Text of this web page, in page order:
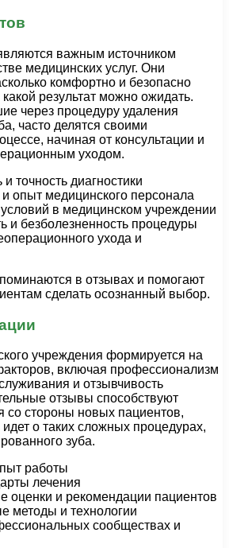
важным источником
медицинских услуг. Они
комфортно и безопасно
результат можно ожидать.
через процедуру удаления
часто делятся своими
начиная от консультации и
уходом.
точность диагностики
опыт медицинского персонала
в медицинском учреждении
и безболезненность процедуры
ухода и
в отзывах и помогают
сделать осознанный выбор.
учреждения формируется на
включая профессионализм
и отзывчивость
отзывы способствуют
со стороны новых пациентов,
идет о таких сложных процедурах,
зуба.
работы
лечения
оценки и рекомендации пациентов
методы и технологии
сообществах и